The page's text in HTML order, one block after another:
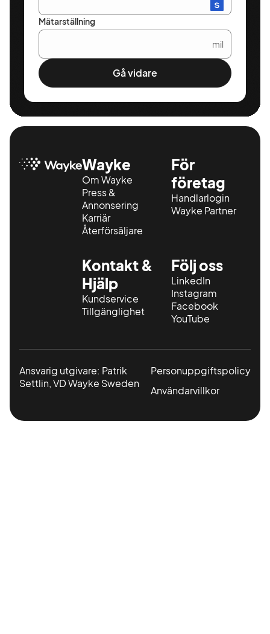
Mätarställning
mil
Gå vidare
Wayke
Om Wayke
Press &
Annonsering
Karriär
Återförsäljare
För
företag
Handlarlogin
Wayke Partner
Kontakt &
Hjälp
Kundservice
Tillgänglighet
Följ oss
LinkedIn
Instagram
Facebook
YouTube
Ansvarig utgivare: Patrik
Settlin, VD Wayke Sweden
Personuppgiftspolicy
Användarvillkor